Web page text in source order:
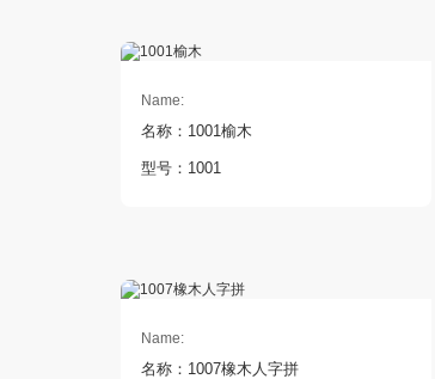
Name:
名称：1001榆木
型号：1001
Name:
名称：1007橡木人字拼